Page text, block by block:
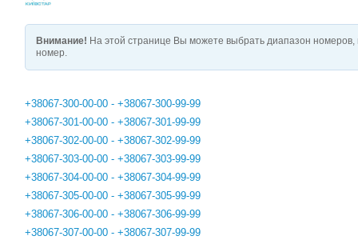
Внимание! На этой странице Вы можете выбрать диапазон
номер.
+38067-300-00-00 - +38067-300-99-99
+38067-301-00-00 - +38067-301-99-99
+38067-302-00-00 - +38067-302-99-99
+38067-303-00-00 - +38067-303-99-99
+38067-304-00-00 - +38067-304-99-99
+38067-305-00-00 - +38067-305-99-99
+38067-306-00-00 - +38067-306-99-99
+38067-307-00-00 - +38067-307-99-99